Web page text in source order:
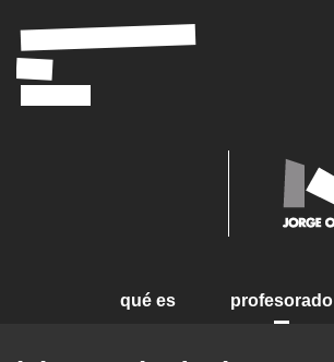
laboratorio
de
tizas
qué es profesorado